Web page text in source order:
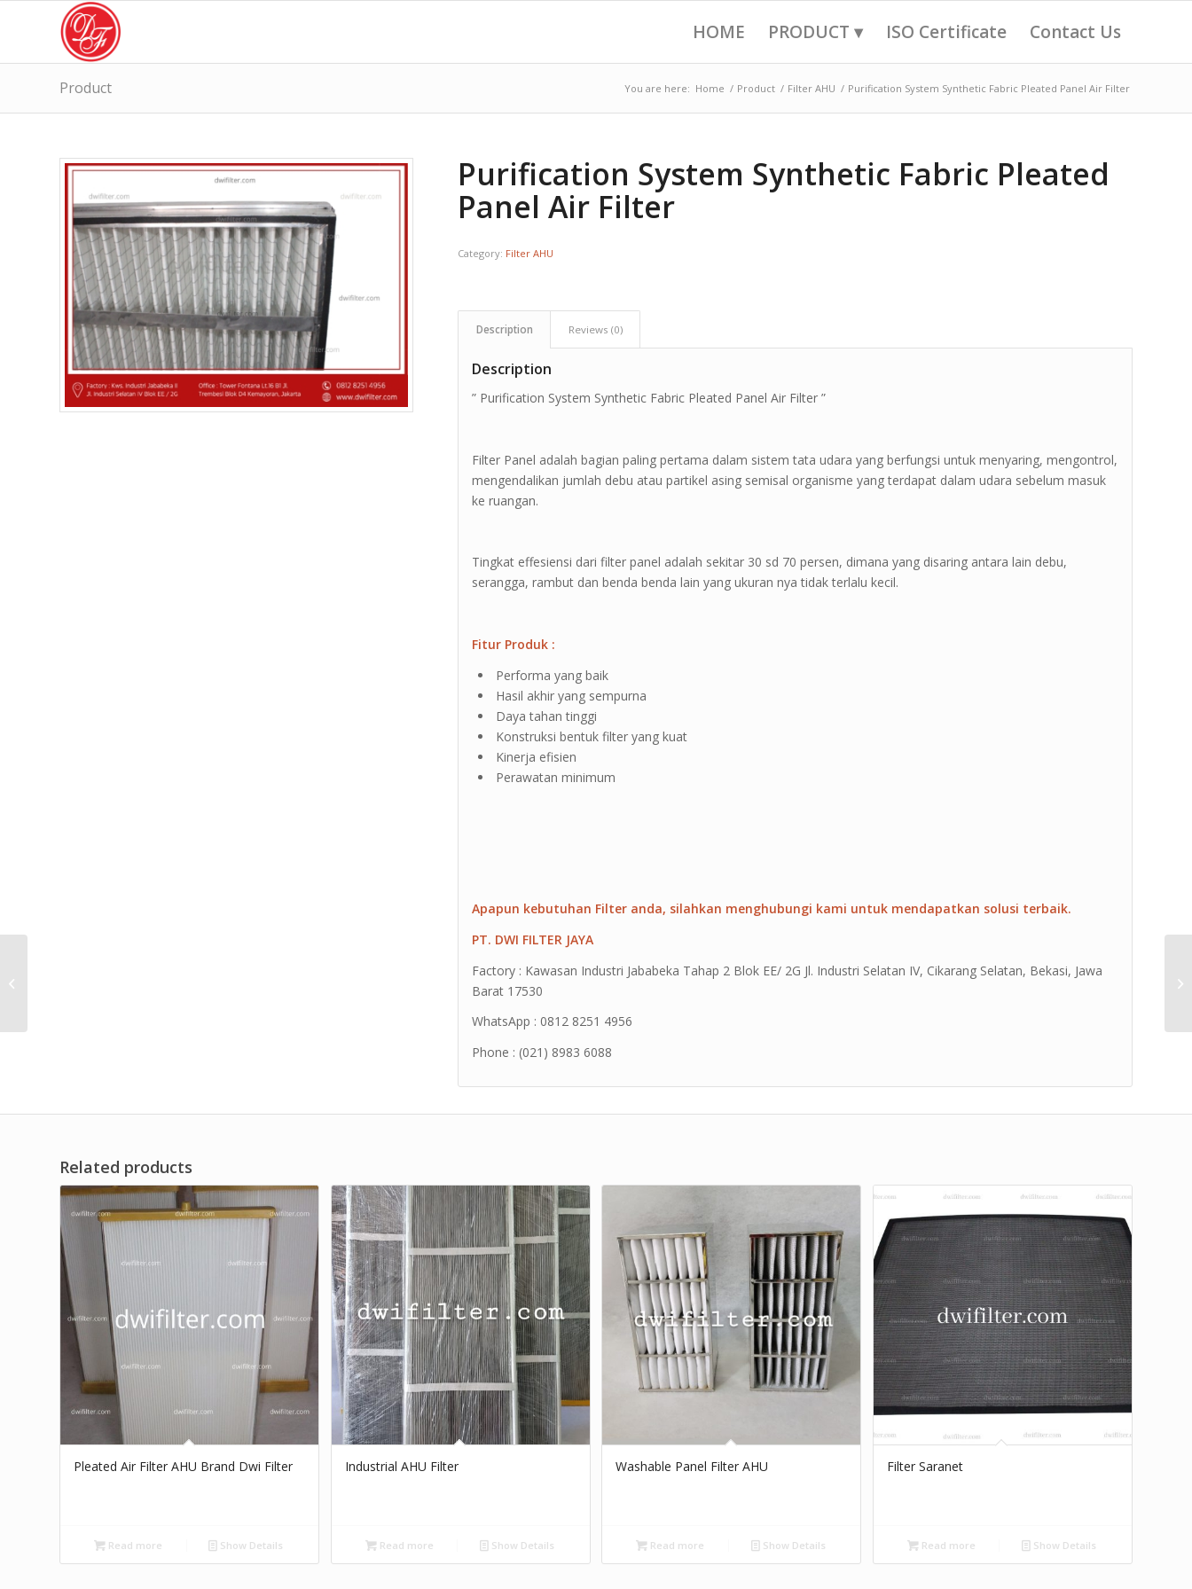
HOME PRODUCT ▾ ISO Certificate Contact Us
Product You are here: Home / Product / Filter AHU / Purification System Synthetic Fabric Pleated Panel Air Filter
Purification System Synthetic Fabric Pleated
Panel Air Filter
Category: Filter AHU
Description Reviews (0)
Description
” Purification System Synthetic Fabric Pleated Panel Air Filter ”
Filter Panel adalah bagian paling pertama dalam sistem tata udara yang berfungsi untuk menyaring, mengontrol,
mengendalikan jumlah debu atau partikel asing semisal organisme yang terdapat dalam udara sebelum masuk
ke ruangan.
Tingkat effesiensi dari filter panel adalah sekitar 30 sd 70 persen, dimana yang disaring antara lain debu,
serangga, rambut dan benda benda lain yang ukuran nya tidak terlalu kecil.
Fitur Produk :
Performa yang baik
Hasil akhir yang sempurna
Daya tahan tinggi
Konstruksi bentuk filter yang kuat
Kinerja efisien
Perawatan minimum
Apapun kebutuhan Filter anda, silahkan menghubungi kami untuk mendapatkan solusi terbaik.
PT. DWI FILTER JAYA
Factory : Kawasan Industri Jababeka Tahap 2 Blok EE/ 2G Jl. Industri Selatan IV, Cikarang Selatan, Bekasi, Jawa
Barat 17530
WhatsApp : 0812 8251 4956
Phone : (021) 8983 6088
Related products
Pleated Air Filter AHU Brand Dwi Filter
Read more Show Details
Industrial AHU Filter
Read more Show Details
Washable Panel Filter AHU
Read more Show Details
Filter Saranet
Read more Show Details